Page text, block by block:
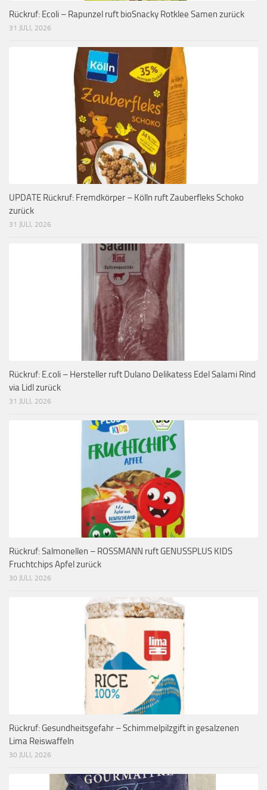
Rückruf: Ecoli – Rapunzel ruft bioSnacky Rotklee Samen zurück
31 JULI, 2026
UPDATE Rückruf: Fremdkörper – Kölln ruft Zauberfleks Schoko
zurück
31 JULI, 2026
Rückruf: E.coli – Hersteller ruft Dulano Delikatess Edel Salami Rind
via Lidl zurück
31 JULI, 2026
Rückruf: Salmonellen – ROSSMANN ruft GENUSSPLUS KIDS
Fruchtchips Apfel zurück
30 JULI, 2026
Rückruf: Gesundheitsgefahr – Schimmelpilzgift in gesalzenen
Lima Reiswaffeln
30 JULI, 2026